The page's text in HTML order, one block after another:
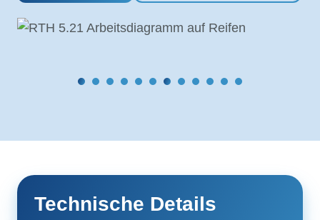
Technische Details